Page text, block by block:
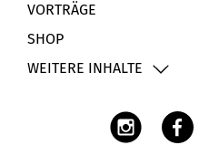
VORTRÄGE
SHOP
WEITERE INHALTE